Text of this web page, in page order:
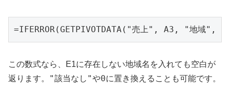
=IFERROR(GETPIVOTDATA("売上", A3, "地域
この数式なら、E1に存在しない地域名を入れても空白が
返ります。
"該当なし"や0に置き換えることも可能です。